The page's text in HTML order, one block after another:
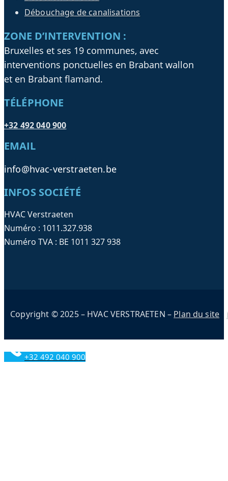
Débouchage de canalisations
ZONE D’INTERVENTION :
Bruxelles et ses 19 communes, avec
interventions ponctuelles en Brabant wallon
et en Brabant flamand.
TÉLÉPHONE
+32 492 040 900
EMAIL
info@hvac-verstraeten.be
INFOS SOCIÉTÉ
HVAC Verstraeten
Numéro : 1011.327.938
Numéro TVA : BE 1011 327 938
Copyright © 2025 – HVAC VERSTRAETEN – Plan du site
+32 492 040 900